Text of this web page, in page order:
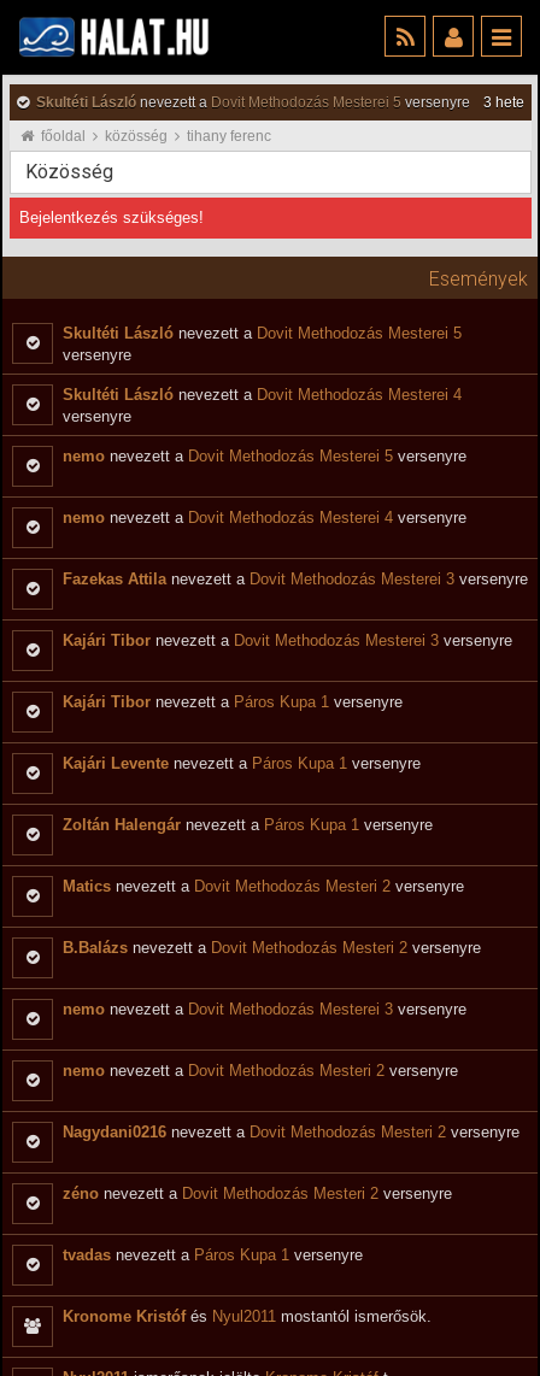
Skultéti László nevezett a Dovit Methodozás Mesterei 5 versenyre
3 hete
főoldal
közösség tihany ferenc
Közösség
Bejelentkezés szükséges!
Események
Skultéti László nevezett a Dovit Methodozás Mesterei 5
versenyre
Skultéti László nevezett a Dovit Methodozás Mesterei 4
versenyre
nemo nevezett a Dovit Methodozás Mesterei 5 versenyre
nemo nevezett a Dovit Methodozás Mesterei 4 versenyre
Fazekas Attilanevezett a Dovit Methodozás Mesterei 3 versenyre
Kajári Tibor nevezett a Dovit Methodozás Mesterei 3 versenyre
Kajári Tibor nevezett a Páros Kupa 1 versenyre
Kajári Levente nevezett a Páros Kupa 1 versenyre
Zoltán Halengár nevezett a Páros Kupa 1 versenyre
Matics nevezett a Dovit Methodozás Mesteri 2 versenyre
B.Balázs nevezett a Dovit Methodozás Mesteri 2 versenyre
nemo nevezett a Dovit Methodozás Mesterei 3 versenyre
nemo nevezett a Dovit Methodozás Mesteri 2 versenyre
Nagydani0216 nevezett a Dovit Methodozás Mesteri 2 versenyre
zéno nevezett a Dovit Methodozás Mesteri 2 versenyre
tvadas nevezett a Páros Kupa 1 versenyre
Kronome Kristófés Nyul2011 mostantól ismerősök.